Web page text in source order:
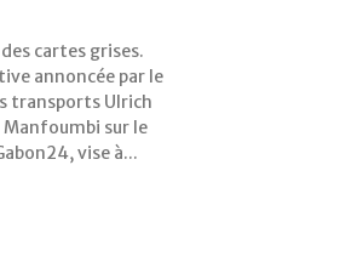
vise à...